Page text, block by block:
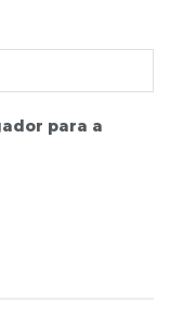
para a